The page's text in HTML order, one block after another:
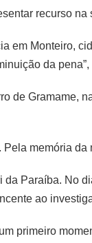
recurso na
em Monteiro,
da
de Gramame,
memória
Paraíba. No
ao
primeiro